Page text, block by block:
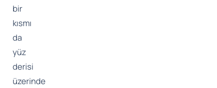
bir
kısmı
da
yüz
derisi
üzerinde